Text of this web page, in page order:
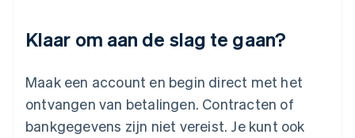
Klaar om aan de slag te gaan?
Maak een account en begin direct met het
ontvangen van betalingen. Contracten of
bankgegevens zijn niet vereist. Je kunt ook
FrançaisDeutschEnglish
English
Malta
English
Mexico